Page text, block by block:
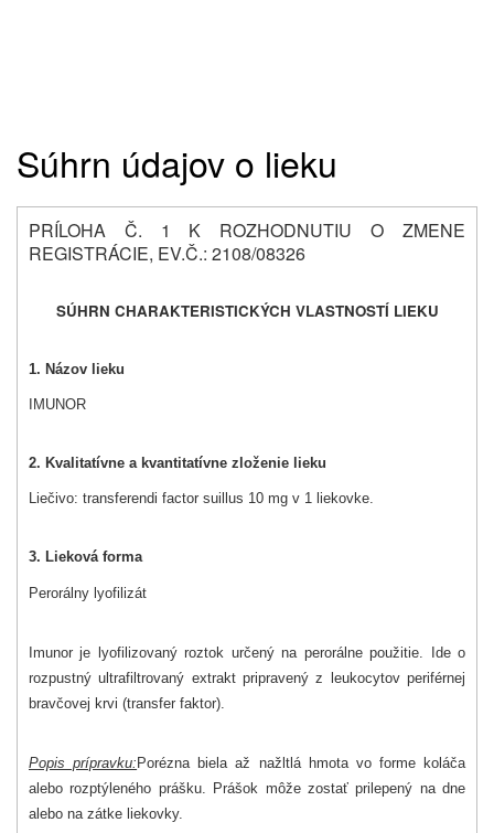
Súhrn údajov o lieku
PRÍLOHA Č. 1 K ROZHODNUTIU O ZMENE
REGISTRÁCIE, EV.Č.: 2108/08326
SÚHRN CHARAKTERISTICKÝCH VLASTNOSTÍ LIEKU
1. Názov lieku
IMUNOR
2. Kvalitatívne a kvantitatívne zloženie lieku
Liečivo: transferendi factor suillus 10 mg v 1 liekovke.
3. Lieková forma
Perorálny lyofilizát
Imunor je lyofilizovaný roztok určený na perorálne použitie. Ide o
rozpustný ultrafiltrovaný extrakt pripravený z leukocytov periférnej
bravčovej krvi (transfer faktor).
Popis prípravku: Porézna biela až nažltlá hmota vo forme koláča
alebo rozptýleného prášku. Prášok môže zostať prilepený na dne
alebo na zátke liekovky.